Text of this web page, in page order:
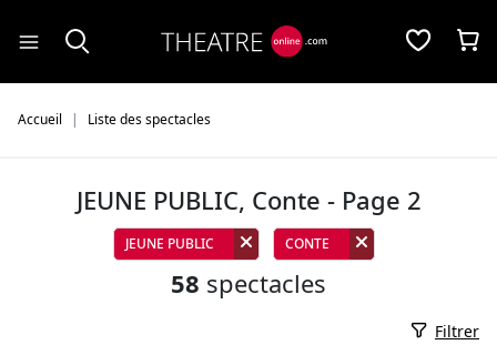
Accueil Liste des spectacles
JEUNE PUBLIC, Conte - Page 2
JEUNE PUBLIC CONTE
58 spectacles
Filtrer